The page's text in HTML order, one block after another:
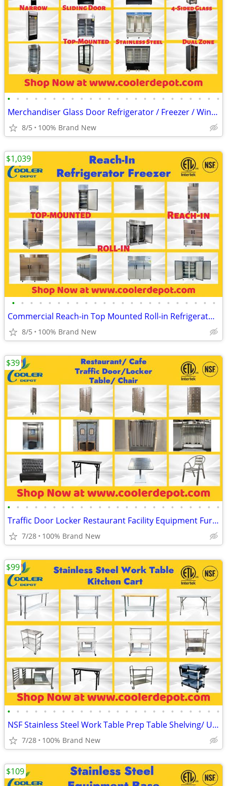
• • • • • • • • • • • • • • • • • • • • • • • •
Merchandiser Glass Door Refrigerator / Freezer / Wine Cooler
8/5 100% Brand New
• • • • • • • • • • • • • • • • • • • • • • •
Commercial Reach-in Top Mounted Roll-in Refrigerator Freezer
8/5 100% Brand New
$1,039
• • • • • • • • • • • • • • • • • • • • • • • •
Traffic Door Locker Restaurant Facility Equipment Furniture
7/28 100% Brand New
$39
• • • • • • • • • • • • • • • • • • • • • • • •
NSF Stainless Steel Work Table Prep Table Shelving/ Utility Cart
7/28 100% Brand New
$99
$109